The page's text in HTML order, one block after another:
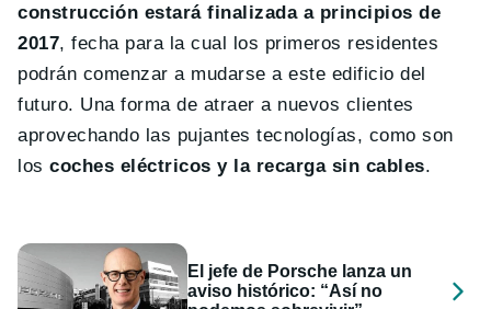
construcción estará finalizada a principios de
2017, fecha para la cual los primeros residentes
podrán comenzar a mudarse a este edificio del
futuro. Una forma de atraer a nuevos clientes
aprovechando las pujantes tecnologías, como son
loscoches eléctricos y la recarga sin cables.
El jefe de Porsche lanza un
aviso histórico: “Así no